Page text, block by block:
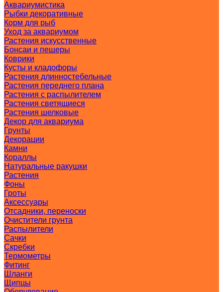
Аквариумистика
Рыбки декоративные
Корм для рыб
Уход за аквариумом
Растения искусственные
Бонсаи и пещеры
Коврики
Кусты и кладофоры
Растения длинностебельные
Растения переднего плана
Растения с распылителем
Растения светящиеся
Растения шелковые
Декор для аквариума
Грунты
Декорации
Камни
Кораллы
Натуральные ракушки
Растения
Фоны
Гроты
Аксессуары
Отсадники, переноски
Очистители грунта
Распылители
Сачки
Скребки
Термометры
Фитинг
Шланги
Щипцы